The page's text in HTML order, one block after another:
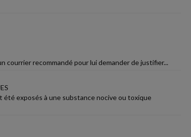
courrier recommandé pour lui demander de justifier...
exposés à une substance nocive ou toxique